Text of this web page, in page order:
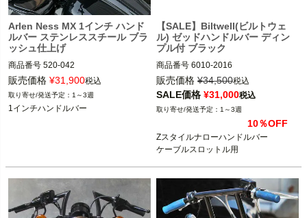
Arlen Ness MX 1インチ ハンド
ルバー ステンレススチール ブラ
ッシュ仕上げ
商品番号 520-042
3OT：0601-5929
販売価格 ¥31,900税込
1～3週
1インチハンドルバー
【SALE】Biltwell(ビルトウェ
ル) ゼッドハンドルバー ディン
プル付 ブラック
商品番号 6010-2016
3OT：0601-5125
販売価格 ¥34,500税込
SALE価格 ¥31,000税込
1～3週
10％OFF
Zスタイルナローハンドルバー
ケーブルスロットル用